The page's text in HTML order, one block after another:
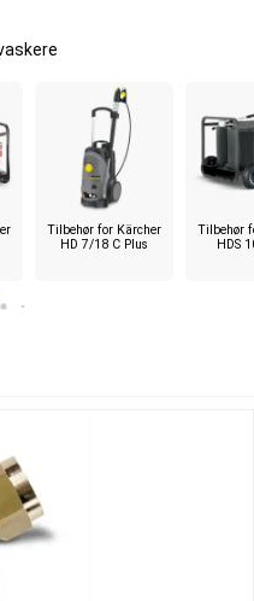
Tilbehør for Kärcher
HD 7/18 C Plus
Tilbehør
HDS